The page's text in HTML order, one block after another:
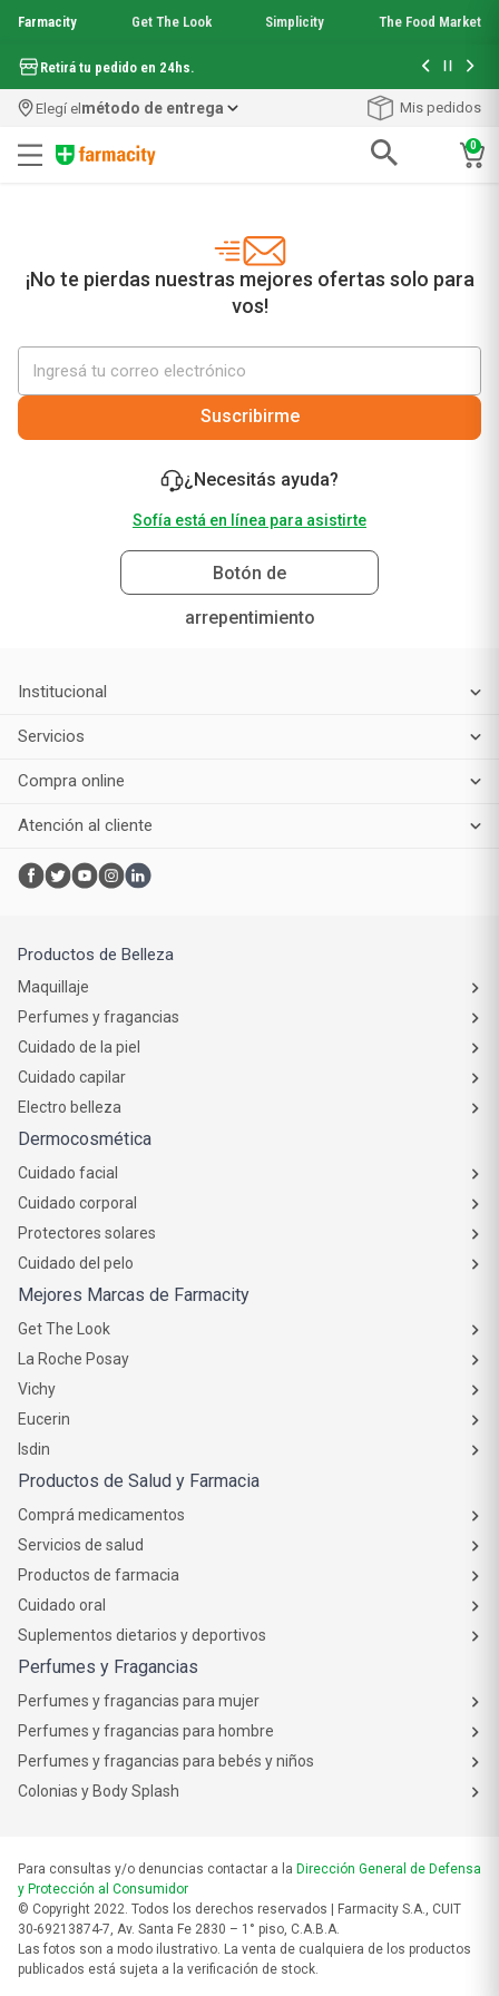
Farmacity Get The Look Simplicity The Food Market
Retirá tu pedido en 24hs. Hasta 6
Elegí elmétodo de entrega Mis pedidos
0
¡No te pierdas nuestras mejores ofertas solo para
vos!
Suscribirme
¿Necesitás ayuda?
Sofía está en línea para asistirte
Botón de
arrepentimiento
Institucional
Servicios
Compra online
Atención al cliente
Productos de Belleza
Maquillaje
Perfumes y fragancias
Cuidado de la piel
Cuidado capilar
Electro belleza
Dermocosmética
Cuidado facial
Cuidado corporal
Protectores solares
Cuidado del pelo
Mejores Marcas de Farmacity
Get The Look
La Roche Posay
Vichy
Eucerin
Isdin
Productos de Salud y Farmacia
Comprá medicamentos
Servicios de salud
Productos de farmacia
Cuidado oral
Suplementos dietarios y deportivos
Perfumes y Fragancias
Perfumes y fragancias para mujer
Perfumes y fragancias para hombre
Perfumes y fragancias para bebés y niños
Colonias y Body Splash
Para consultas y/o denuncias contactar a la Dirección General de Defensa
y Protección al Consumidor
© Copyright 2022. Todos los derechos reservados | Farmacity S.A., CUIT
30-69213874-7, Av. Santa Fe 2830 – 1° piso, C.A.B.A.
Las fotos son a modo ilustrativo. La venta de cualquiera de los productos
publicados está sujeta a la verificación de stock.
garnier toque seco crema facial
. mela b3
6
get the look
8
9